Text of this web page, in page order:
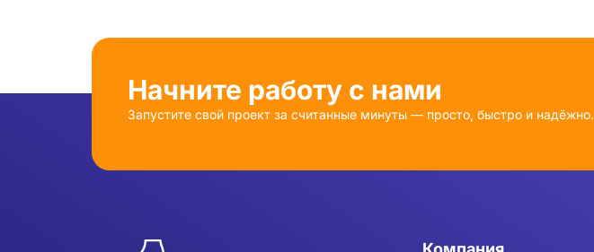
Начните работу с нами
Запустите свой проект за считанные минуты — просто, быстро и надёжно.